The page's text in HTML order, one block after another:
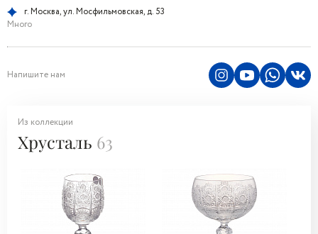
г. Москва, ул. Мосфильмовская, д. 53
Много
Напишите нам
Из коллекции
Хрусталь 63